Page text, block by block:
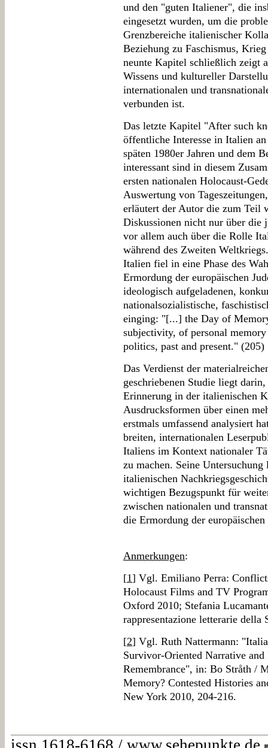
und den "guten Italiener", die
eingesetzt wurden, um die
Grenzbereiche italienischer
Beziehung zu Faschismus,
neunte Kapitel schließlich zeigt
Wissens und kultureller
internationalen und
verbunden ist.
Das letzte Kapitel "After such
öffentliche Interesse in Italien
späten 1980er Jahren und dem
interessant sind in diesem
ersten nationalen Holocaust-
Auswertung von
erläutert der Autor die zum Teil
Diskussionen nicht nur über die
vor allem auch über die Rolle
während des Zweiten
Italien fiel in eine Phase des
Ermordung der europäischen
ideologisch aufgeladenen,
nationalsozialistische,
einging: "[...] the Day of
subjectivity, of personal
politics, past and present." (205)
Das Verdienst der
geschriebenen Studie liegt
Erinnerung in der italienischen
Ausdrucksformen über einen
erstmals umfassend analysiert
breiten, internationalen
Italiens im Kontext nationaler
zu machen. Seine
italienischen
wichtigen Bezugspunkt für
zwischen nationalen und
die Ermordung der europäischen
Anmerkungen:
[1] Vgl. Emiliano Perra:
Holocaust Films and TV
Oxford 2010; Stefania
rappresentazione letterarie della
[2] Vgl. Ruth Nattermann:
Survivor-Oriented Narrative
Remembrance", in: Bo Stråth /
Memory? Contested Histories
New York 2010, 204-216.